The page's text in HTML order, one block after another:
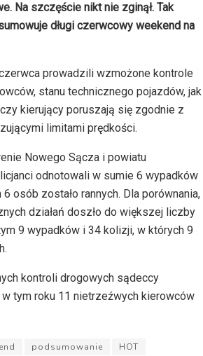
Na szczęście nikt nie zginął. Tak
długi czerwcowy weekend na
prowadzili wzmożone kontrole
stanu technicznego pojazdów, jak
kierujący poruszają się zgodnie z
limitami prędkości.
Nowego Sącza i powiatu
odnotowali w sumie 6 wypadków
osób zostało rannych. Dla porównania,
działań doszło do większej liczby
9 wypadków i 34 kolizji, w których 9
kontroli drogowych sądeccy
tym roku 11 nietrzeźwych kierowców
podsumowanie
HOT